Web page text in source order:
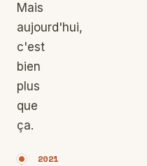
Mais
aujourd'hui,
c'est
bien
plus
que
ça.
2021